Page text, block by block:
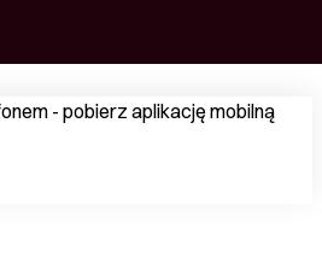
- pobierz aplikację mobilną